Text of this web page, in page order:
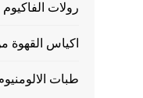
رولات
اكياس
طبات